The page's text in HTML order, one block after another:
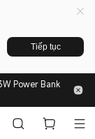
Tiếp tục
Power Bank